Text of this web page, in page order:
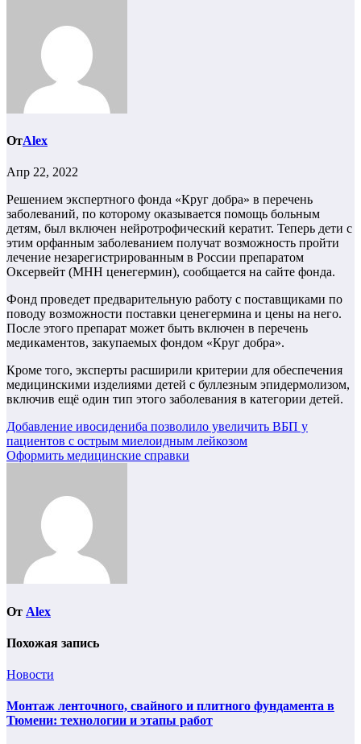
ОтAlex
Апр 22, 2022
Решением экспертного фонда «Круг добра» в перечень
заболеваний, по которому оказывается помощь больным
детям, был включен нейротрофический кератит. Теперь дети с
этим орфанным заболеванием получат возможность пройти
лечение незарегистрированным в России препаратом
Оксервейт (МНН ценегермин), сообщается на сайте фонда.
Фонд проведет предварительную работу с поставщиками по
поводу возможности поставки ценегермина и цены на него.
После этого препарат может быть включен в перечень
медикаментов, закупаемых фондом «Круг добра».
Кроме того, эксперты расширили критерии для обеспечения
медицинскими изделиями детей с буллезным эпидермолизом,
включив ещё один тип этого заболевания в категории детей.
Навигация
по
Добавление ивосидениба позволило увеличить ВБП у
пациентов с острым миелоидным лейкозом
Оформить медицинские справки
От Alex
Похожая запись
Новости
Монтаж ленточного, свайного и плитного фундамента в
Тюмени: технологии и этапы работ